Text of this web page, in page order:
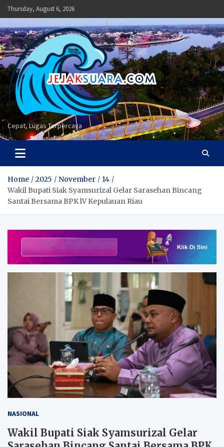
Skip
to
content
Thursday, August 6, 2026
Cepat, Lugas Terpercaya
Home 2025 November
14
Wakil Bupati Siak Syamsurizal Gelar Sarasehan Bincang
Santai Bersama BPK lV Kepulauan Riau
NASIONAL
Wakil Bupati Siak Syamsurizal Gelar